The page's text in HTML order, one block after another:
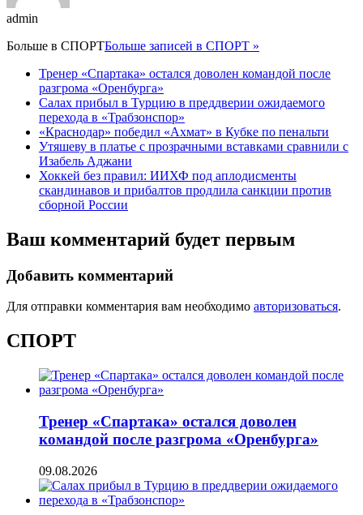
admin
Больше в СПОРТБольше записей в СПОРТ »
Тренер «Спартака» остался доволен командой после
разгрома «Оренбурга»
Салах прибыл в Турцию в преддверии ожидаемого
перехода в «Трабзонспор»
«Краснодар» победил «Ахмат» в Кубке по пенальти
Утяшеву в платье с прозрачными вставками сравнили с
Изабель Аджани
Хоккей без правил: ИИХФ под аплодисменты
скандинавов и прибалтов продлила санкции против
сборной России
Ваш комментарий будет первым
Добавить комментарий
Для отправки комментария вам необходимо авторизоваться.
СПОРТ
Тренер «Спартака» остался доволен
командой после разгрома «Оренбурга»
09.08.2026